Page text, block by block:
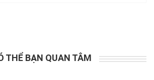
THỂ BẠN QUAN TÂM